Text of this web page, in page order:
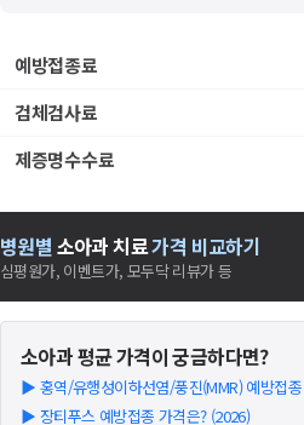
예방접종료
검체검사료
제증명수수료
병원별 소아과치료가격 비교하기
심평원가, 이벤트가, 모두닥 리뷰가 등
소아과평균 가격이 궁금하다면?
▶ 홍역/유행성이하선염/풍진(MMR) 예방접
▶ 장티푸스 예방접종 가격은? (2026)